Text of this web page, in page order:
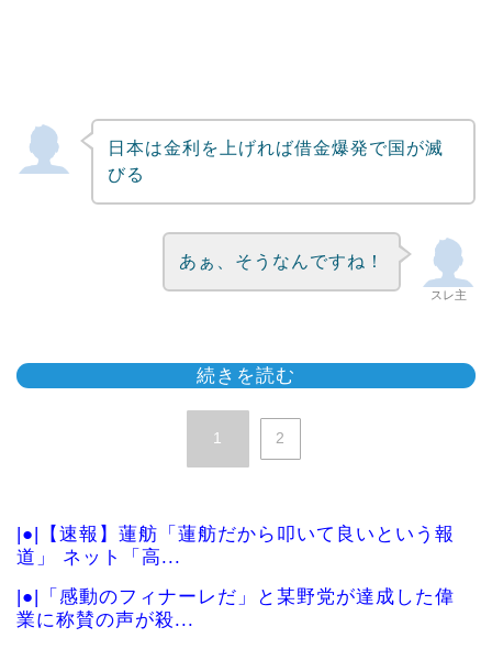
日本は金利を上げれば借金爆発で国が滅
びる
スレ主
あぁ、そうなんですね！
続きを読む
1 2
|●|【速報】蓮舫「蓮舫だから叩いて良いという報
道」 ネット「高...
|●|「感動のフィナーレだ」と某野党が達成した偉
業に称賛の声が殺...